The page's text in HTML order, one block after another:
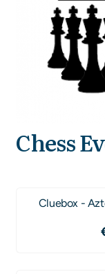
Chess
Cluebox -